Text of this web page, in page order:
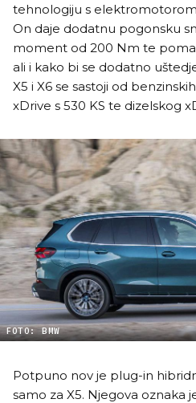
tehnologiju s
On daje dodatnu pogonsku
moment od 200 Nm te
ali i kako bi se dodatno
X5 i X6 se sastoji od
xDrive s 530 KS te dizelskog
FOTO: BMW
Potpuno nov je plug-in
samo za X5. Njegova oznaka